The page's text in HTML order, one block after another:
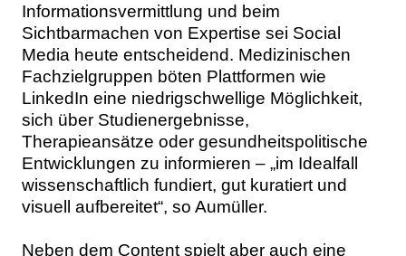
Informationsvermittlung und beim
Sichtbarmachen von Expertise sei Social
Media heute entscheidend. Medizinischen
Fachzielgruppen böten Plattformen wie
LinkedIn eine niedrigschwellige Möglichkeit,
sich über Studienergebnisse,
Therapieansätze oder gesundheitspolitische
Entwicklungen zu informieren – „im Idealfall
wissenschaftlich fundiert, gut kuratiert und
visuell aufbereitet“, so Aumüller.
Neben dem Content spielt aber auch eine